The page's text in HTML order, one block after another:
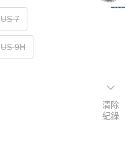
US 7
US 9H
清除
紀錄